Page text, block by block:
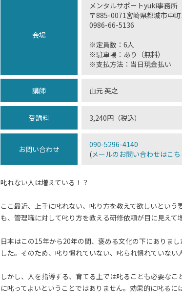
会場
メンタルサポートyuki事務所
〒885-0071宮崎県都城市中
0986-66-5136
※定員数：6人
※駐車場：あり（無料）
※支払方法：当日現金払い
講師 山元 英之
受講料 3,240円（税込）
お問い合わせ
090-5296-4140
(メールのお問い合わせはこち
叱れない人は増えている！？
ここ最近、上手に叱れない、叱り方を教えて欲しいとい
も、管理職に対して叱り方を教える研修依頼が目に見えて
日本はこの15年から20年の間、褒める文化の下にありま
した。そのため、叱り慣れていない、叱られ慣れていない
しかし、人を指導する、育てる上では叱ることも必要な
に叱ってよいということではありません。効果的に叱るに